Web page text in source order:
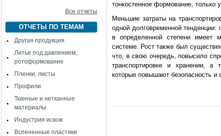
Все отчеты
ОТЧЕТЫ ПО ТЕМАМ
Другая продукция
Литье под давлением,
ротоформование
Пленки, листы
Профили
Тканные и нетканные
материалы
Индустрия искож
Вспененные пластики
тонкостенное формование, только
Меньшие затраты на
одной долговременной тенденции:
в определенной степени имеет
системе. Рост также был
что, в свою очередь, повысило
транспортировке и хранении,
которые повышают безопасность и